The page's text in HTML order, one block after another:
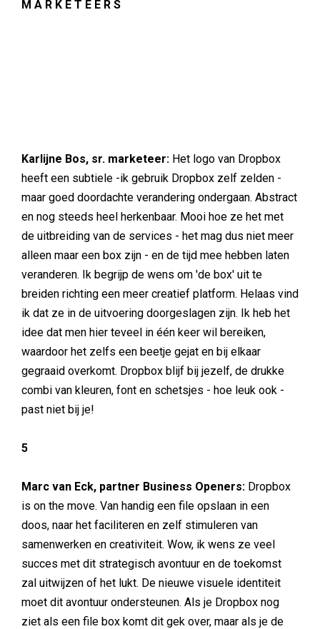
M A R K E T E E R S
Karlijne Bos, sr. marketeer: Het logo van Dropbox
heeft een subtiele -ik gebruik Dropbox zelf zelden -
maar goed doordachte verandering ondergaan. Abstract
en nog steeds heel herkenbaar. Mooi hoe ze het met
de uitbreiding van de services - het mag dus niet meer
alleen maar een box zijn - en de tijd mee hebben laten
veranderen. Ik begrijp de wens om 'de box' uit te
breiden richting een meer creatief platform. Helaas vind
ik dat ze in de uitvoering doorgeslagen zijn. Ik heb het
idee dat men hier teveel in één keer wil bereiken,
waardoor het zelfs een beetje gejat en bij elkaar
gegraaid overkomt. Dropbox blijf bij jezelf, de drukke
combi van kleuren, font en schetsjes - hoe leuk ook -
past niet bij je!
5
Marc van Eck, partner Business Openers: Dropbox
is on the move. Van handig een file opslaan in een
doos, naar het faciliteren en zelf stimuleren van
samenwerken en creativiteit. Wow, ik wens ze veel
succes met dit strategisch avontuur en de toekomst
zal uitwijzen of het lukt. De nieuwe visuele identiteit
moet dit avontuur ondersteunen. Als je Dropbox nog
ziet als een file box komt dit gek over, maar als je de